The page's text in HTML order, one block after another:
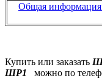
Общая информация
Купить или заказать
ШР1
можно по